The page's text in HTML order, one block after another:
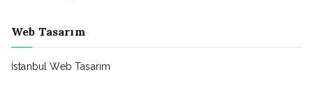
Web Tasarım
İstanbul Web Tasarım